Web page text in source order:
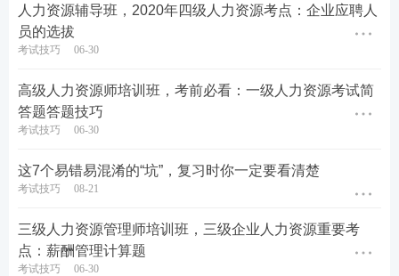
人力资源辅导班，2020年四级人力资源考点：企业应聘人
员的选拔
考试技巧 06-30
高级人力资源师培训班，考前必看：一级人力资源考试简
答题答题技巧
考试技巧 06-30
这7个易错易混淆的“坑”，复习时你一定要看清楚
考试技巧 08-21
三级人力资源管理师培训班，三级企业人力资源重要考
点：薪酬管理计算题
考试技巧 06-30